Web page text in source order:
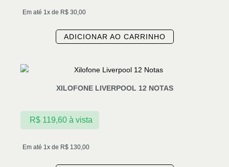
Em até 1x de R$ 30,00
ADICIONAR AO CARRINHO
XILOFONE LIVERPOOL 12 NOTAS
Em até 1x de R$ 130,00
R$119,60 à vista